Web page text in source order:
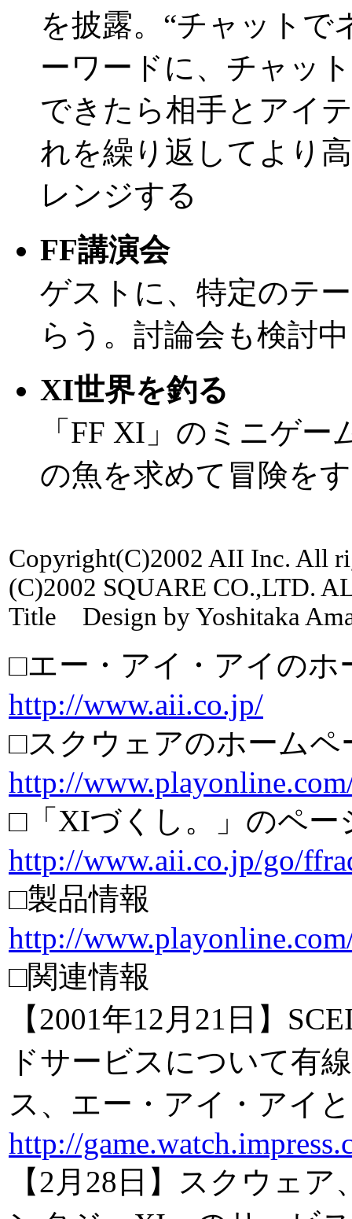
を披露。“チャットで
ーワードに、チャッ
できたら相手とアイ
れを繰り返してより
レンジする
FF講演会
ゲストに、特定のテ
らう。討論会も検討中
XI世界を釣る
「FF XI」のミニゲ
の魚を求めて冒険を
Copyright(C)2002 AII Inc. All
(C)2002 SQUARE CO.,LTD.
Title Design by Yoshitaka
□エー・アイ・アイのホ
http://www.aii.co.jp/
□スクウェアのホームペ
http://
□「XIづくし。」のペー
http://www.aii.co.jp/go/
□製品情報
http://
□関連情報
【2001年12月21日】
ドサービスについて有
ス、エー・アイ・アイ
http://
【2月28日】スクウェ